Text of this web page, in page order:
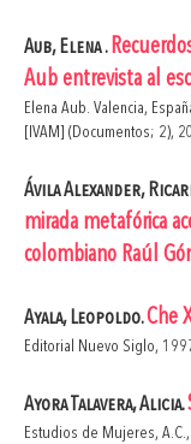
Aub, Elena .
Aub entrevista al
Elena Aub. Valencia,
[IVAM] (Documentos; 2),
Ávila Alexander,
mirada metafórica
colombiano Raúl
Ayala, Leopoldo.Che
Editorial Nuevo Siglo,
Ayora Talavera, Alicia.
Estudios de Mujeres,